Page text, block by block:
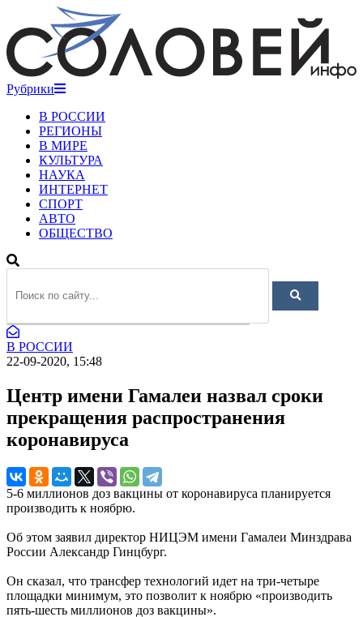
Рубрики
В РОССИИ
РЕГИОНЫ
В МИРЕ
КУЛЬТУРА
НАУКА
ИНТЕРНЕТ
СПОРТ
АВТО
ОБЩЕСТВО
В РОССИИ
22-09-2020, 15:48
Центр имени Гамалеи назвал сроки
прекращения распространения
коронавируса
5-6 миллионов доз вакцины от коронавируса планируется
производить к ноябрю.
Об этом заявил директор НИЦЭМ имени Гамалеи Минздрава
России Александр Гинцбург.
Он сказал, что трансфер технологий идет на три-четыре
площадки минимум, это позволит к ноябрю «производить
пять-шесть миллионов доз вакцины».